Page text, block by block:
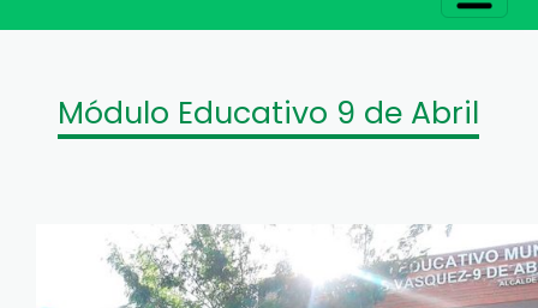
Módulo Educativo 9 de Abril